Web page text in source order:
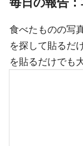
食べたものの写
を探して貼るだ
を貼るだけでも